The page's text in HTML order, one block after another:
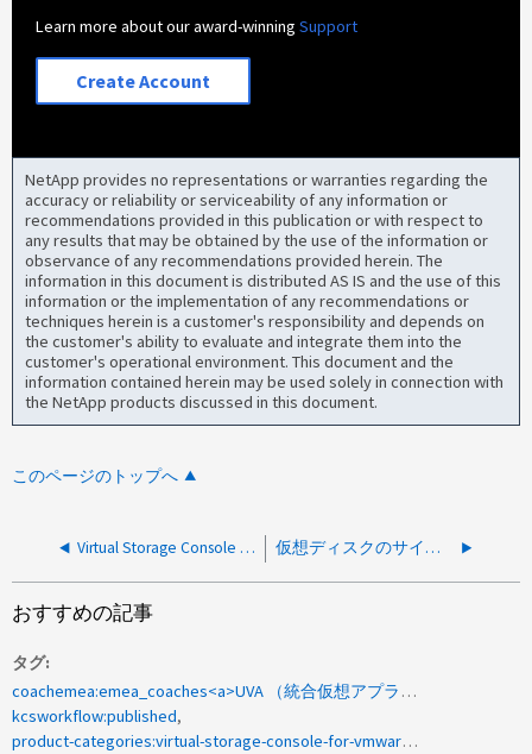
Learn more about our award-winningSupport
Create Account
NetApp provides no representations or warranties regarding the
accuracy or reliability or serviceability of any information or
recommendations provided in this publication or with respect to
any results that may be obtained by the use of the information or
observance of any recommendations provided herein. The
information in this document is distributed AS IS and the use of this
information or the implementation of any recommendations or
techniques herein is a customer's responsibility and depends on
the customer's ability to evaluate and integrate them into the
customer's operational environment. This document and the
information contained herein may be used solely in connection with
the NetApp products discussed in this document.
このページのトップへ
Virtual Storage Console 6.xでCA署名証明書を実装する方法 仮想ディスクのサイズを拡張する方法
おすすめの記事
タグ
coachemea:emea_coaches<a>UVA （統合仮想アプライアンス）</a>
kcsworkflow:published
product-categories:virtual-storage-console-for-vmware-vsphere